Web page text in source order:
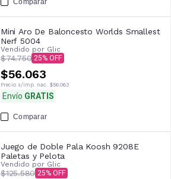
Comparar
Mini Aro De Baloncesto Worlds Smallest
Nerf 5004
Vendido por Glic
$74.750 25
$56.063
Precio s/imp. nac. $56.063
Envío GRATIS
Comparar
Juego de Doble Pala Koosh 9208E
Paletas y Pelota
Vendido por Glic
$125.580 25